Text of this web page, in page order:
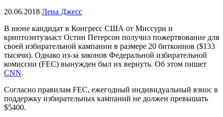
20.06.2018 Лена Джесс
В июне кандидат в Конгресс США от Миссури и
криптоэнтузиаст Остин Петерсон получил пожертвование для
своей избирательной кампании в размере 20 биткоинов ($133
тысячи). Однако из-за законов Федеральной избирательной
комиссии (FEC) вынужден был их вернуть. Об этом пишет
CNN.
Согласно правилам FEC, ежегодный индивидуальный взнос в
поддержку избирательных кампаний не должен превышать
$5400.